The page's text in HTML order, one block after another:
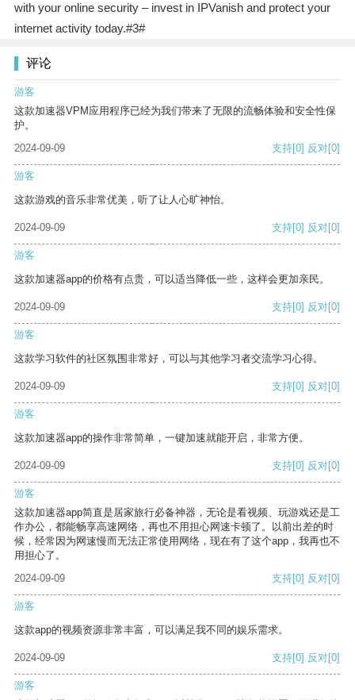
with your online security – invest in IPVanish and protect your
internet activity today.#3#
评论
游客
这款加速器VPM应用程序已经为我们带来了无限的流畅体验和安全性保
护。
2024-09-09
支持[0] 反对[0]
游客
这款游戏的音乐非常优美，听了让人心旷神怡。
2024-09-09 支持[0] 反对[0]
游客
这款加速器app的价格有点贵，可以适当降低一些，这样会更加亲民。
2024-09-09 支持[0] 反对[0]
游客
这款学习软件的社区氛围非常好，可以与其他学习者交流学习心得。
2024-09-09 支持[0] 反对[0]
游客
这款加速器app的操作非常简单，一键加速就能开启，非常方便。
2024-09-09 支持[0] 反对[0]
游客
这款加速器app简直是居家旅行必备神器，无论是看视频、玩游戏还是工
作办公，都能畅享高速网络，再也不用担心网速卡顿了。以前出差的时
候，经常因为网速慢而无法正常使用网络，现在有了这个app，我再也不
用担心了。
2024-09-09
支持[0] 反对[0]
游客
这款app的视频资源非常丰富，可以满足我不同的娱乐需求。
2024-09-09 支持[0] 反对[0]
游客